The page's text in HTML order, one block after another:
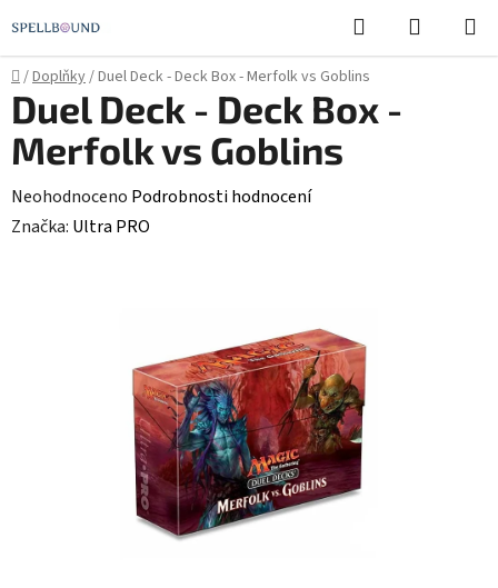
na
obsah
Hledat
KOŠÍK
Domů
/Doplňky/Duel Deck - Deck Box - Merfolk vs Goblins
Duel Deck - Deck Box -
Merfolk vs Goblins
Průměrné
hodnocení
Neohodnoceno Podrobnosti hodnocení
Značka: Ultra PRO